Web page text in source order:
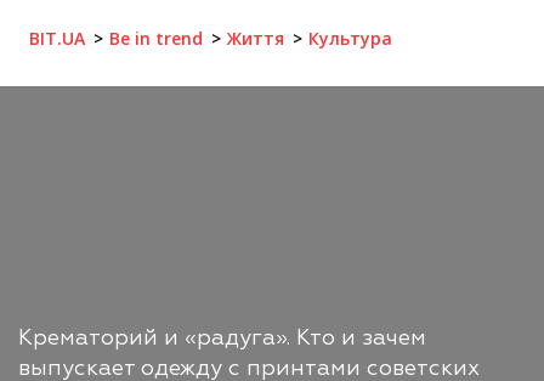
BIT.UA Be in trend Життя Культура
Крематорий и «радуга». Кто и зачем
выпускает одежду с принтами советских